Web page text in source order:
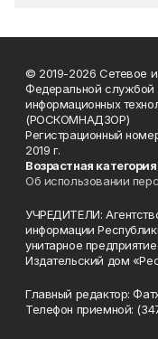
© 2019-2026 Сетевое
Федеральной службой
информационных
(РОСКОМНАДЗОР)
Регистрационный
2019 г.
Возрастная
Об использовании
УЧРЕДИТЕЛИ:
информации
унитарное
Издательский дом
Главный редактор:
Телефон приемной: